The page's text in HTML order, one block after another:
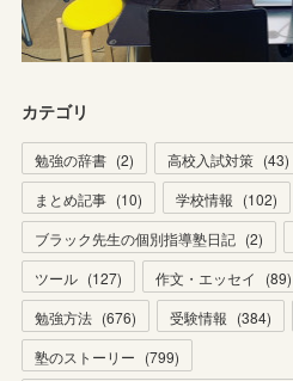
カテゴリ
勉強の辞書 (2) 高校入試対策 (43)
まとめ記事 (10) 学校情報 (102)
ブラック先生の個別指導塾日記 (2)
ツール (127) 作文・エッセイ (89)
勉強方法 (676) 受験情報 (384)
塾のストーリー (799)